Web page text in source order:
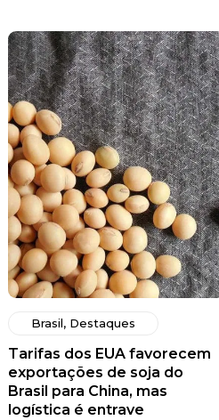
Brasil, Destaques
Tarifas dos EUA favorecem
exportações de soja do
Brasil para China, mas
logística é entrave